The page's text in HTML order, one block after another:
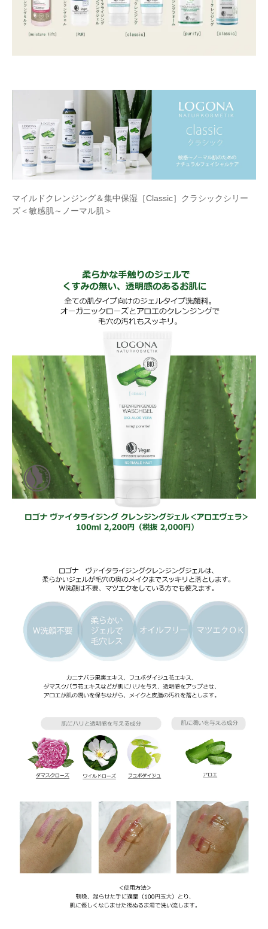
マイルドクレンジング＆集中保湿［Classic］クラシックシリー
ズ＜敏感肌～ノーマル肌＞